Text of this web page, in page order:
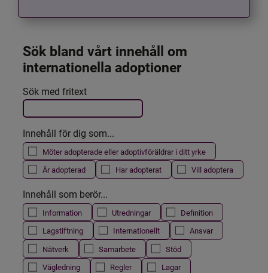
Sök bland vårt innehåll om
internationella adoptioner
Filtrera resultatet
Det här formuläret postas automatiskt
Sök med fritext
Innehåll för dig som...
Möter adopterade eller adoptivföräldrar i ditt yrke
Är adopterad
Har adopterat Vill adoptera
Innehåll som berör...
Information Utredningar
Definition
Lagstiftning
Internationellt
Ansvar
Nätverk
Samarbete
Stöd
Vägledning
Regler
Lagar